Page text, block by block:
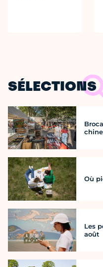
SÉLECTIONS
Où
Les
août